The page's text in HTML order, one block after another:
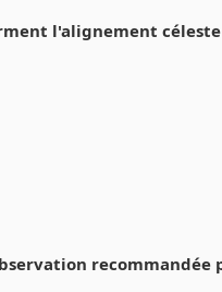
l'alignement